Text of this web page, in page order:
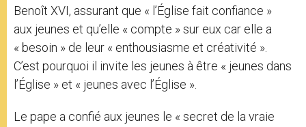
Benoît XVI, assurant que « l’Église fait confiance »
aux jeunes et qu’elle « compte » sur eux car elle a
« besoin » de leur « enthousiasme et créativité ».
C’est pourquoi il invite les jeunes à être « jeunes dans
l’Église » et « jeunes avec l’Église ».
Le pape a confié aux jeunes le « secret de la vraie